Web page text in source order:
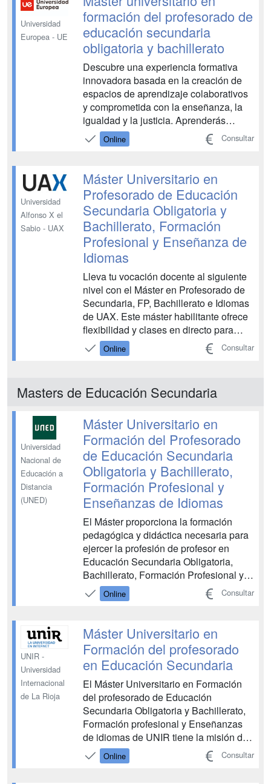
de una forma innovadora y en...
Universidad
Europea - UE
formación del profesorado de
educación secundaria
obligatoria y bachillerato
Descubre una experiencia formativa
innovadora basada en la creación de
espacios de aprendizaje colaborativos
y comprometida con la enseñanza, la
igualdad y la justicia. Aprenderás
dinámicas educativas innovadoras que
te permitirán incorporarte con éxito al
privados y concertados. Fórmate con
los mejores profes...
Online Consultar
Universidad
Alfonso X el
Sabio - UAX
Máster Universitario en
Profesorado de Educación
Secundaria Obligatoria y
Bachillerato, Formación
Profesional y Enseñanza de
Idiomas
Lleva tu vocación docente al siguiente
nivel con el Máster en Profesorado de
Secundaria, FP, Bachillerato e Idiomas
de UAX. Este máster habilitante ofrece
flexibilidad y clases en directo para
adaptarse a tus necesidades. Prepárate
para el ejercicio de la docencia con el
Online Consultar
Masters de Educación Secundaria
Universidad
Nacional de
Educación a
Distancia
(UNED)
Máster Universitario en
Formación del Profesorado
de Educación Secundaria
Obligatoria y Bachillerato,
Formación Profesional y
Enseñanzas de Idiomas
El Máster proporciona la formación
pedagógica y didáctica necesaria para
ejercer la profesión de profesor en
Educación Secundaria Obligatoria,
Bachillerato, Formación Profesional y
Enseñanzas de Idiomas. Prepara a los
futuros docentes con las herramientas y
los retos del aula y promover un
aprendizaje signific...
Online Consultar
UNIR -
Universidad
Internacional
de La Rioja
Máster Universitario en
Formación del profesorado
en Educación Secundaria
El Máster Universitario en Formación
del profesorado de Educación
Secundaria Obligatoria y Bachillerato,
Formación profesional y Enseñanzas
de idiomas de UNIR tiene la misión de
formar profesionales capaces de
desarrollar su trabajo en los ámbitos de
Online Consultar